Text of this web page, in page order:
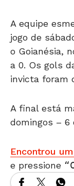
A equipe
jogo de
o Goianésia,
a 0. Os gols
invicta foram
A final está
domingos – 6
Encontrou
e pressione